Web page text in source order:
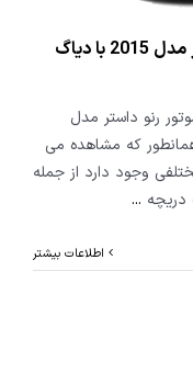
ویدئو:عملیات ویژه ی موتور رنو داستر مدل 2015 با دیاگ
رنو داستر مدل
همانطور که مشاهده می
وجود دارد از جمله
...
اطلاعات بیشتر